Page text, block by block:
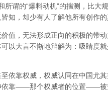
谓的“爆料动机”的揣测，比大
知，却少有人了解他所有创作
值，无法形成正向的积极的带
以大言不惭地辩解为：吸睛度
依靠权威，权威认同在中国尤
依靠——那个权威者的位置——被